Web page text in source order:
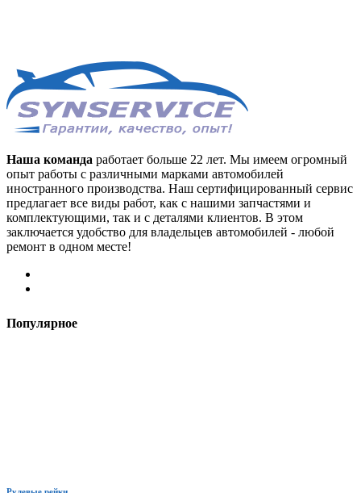
Наша команда работает больше 22 лет. Мы имеем огромный
опыт работы с различными марками автомобилей
иностранного производства. Наш сертифицированный сервис
предлагает все виды работ, как с нашими запчастями и
комплектующими, так и с деталями клиентов. В этом
заключается удобство для владельцев автомобилей - любой
ремонт в одном месте!
Популярное